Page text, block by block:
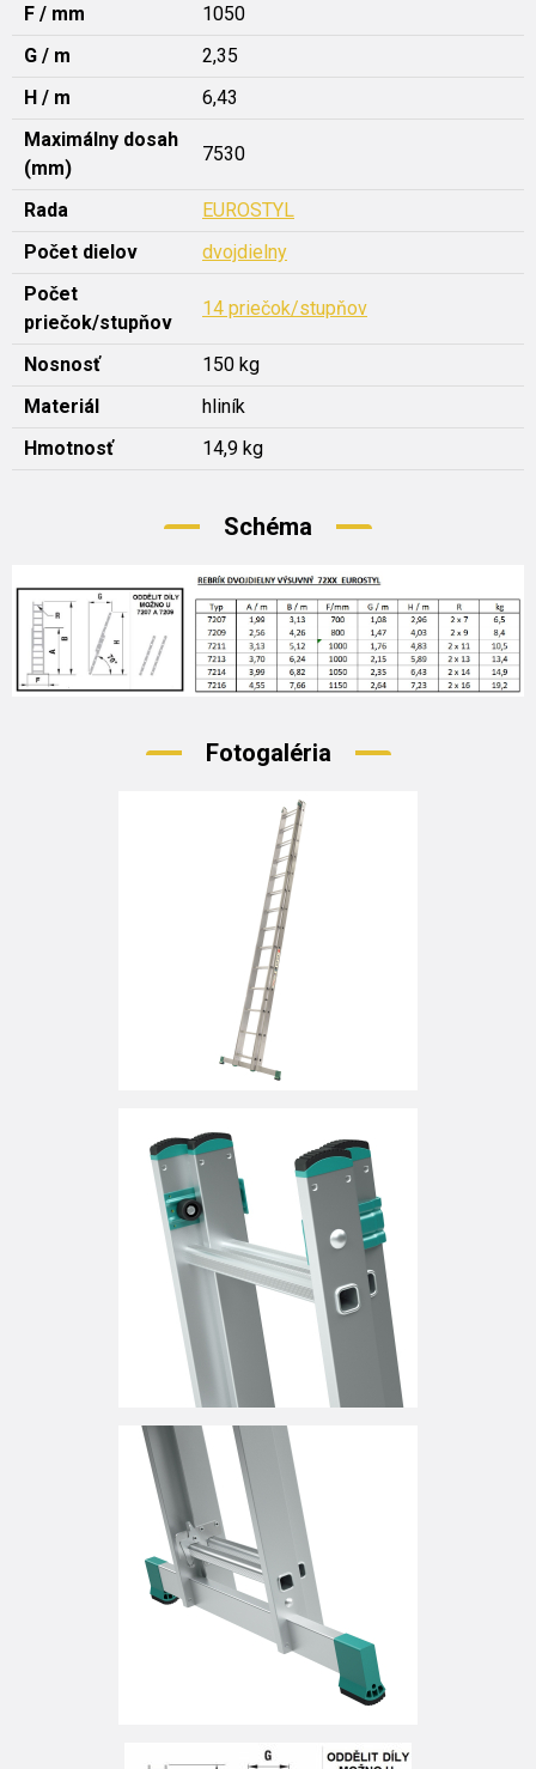
F / mm
1050
G / m
2,35
H / m
6,43
Maximálny dosah
(mm)
7530
Rada
EUROSTYL
Počet dielov
dvojdielny
Počet
priečok/stupňov
14 priečok/stupňov
Nosnosť
150 kg
Materiál
hliník
Hmotnosť
14,9 kg
Schéma
Fotogaléria